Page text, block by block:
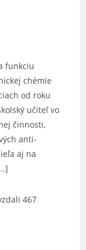
funkciu
chémie
od roku
učiteľ vo
činnosti,
anti-
aj na
467